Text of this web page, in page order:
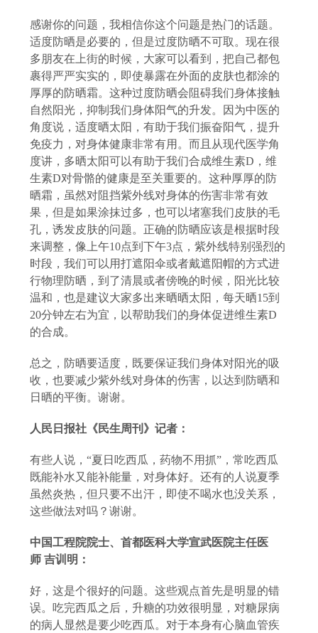
感谢你的问题，我相信你这个问题是热门的话题。
适度防晒是必要的，但是过度防晒不可取。现在很
多朋友在上街的时候，大家可以看到，把自己都包
裹得严严实实的，即使暴露在外面的皮肤也都涂的
厚厚的防晒霜。这种过度防晒会阻碍我们身体接触
自然阳光，抑制我们身体阳气的升发。因为中医的
角度说，适度晒太阳，有助于我们振奋阳气，提升
免疫力，对身体健康非常有用。而且从现代医学角
度讲，多晒太阳可以有助于我们合成维生素D，维
生素D对骨骼的健康是至关重要的。这种厚厚的防
晒霜，虽然对阻挡紫外线对身体的伤害非常有效
果，但是如果涂抹过多，也可以堵塞我们皮肤的毛
孔，诱发皮肤的问题。正确的防晒应该是根据时段
来调整，像上午10点到下午3点，紫外线特别强烈的
时段，我们可以用打遮阳伞或者戴遮阳帽的方式进
行物理防晒，到了清晨或者傍晚的时候，阳光比较
温和，也是建议大家多出来晒晒太阳，每天晒15到
20分钟左右为宜，以帮助我们的身体促进维生素D
的合成。
总之，防晒要适度，既要保证我们身体对阳光的吸
收，也要减少紫外线对身体的伤害，以达到防晒和
日晒的平衡。谢谢。
人民日报社《民生周刊》记者：
有些人说，“夏日吃西瓜，药物不用抓”，常吃西瓜
既能补水又能补能量，对身体好。还有的人说夏季
虽然炎热，但只要不出汗，即使不喝水也没关系，
这些做法对吗？谢谢。
中国工程院院士、首都医科大学宣武医院主任医
师 吉训明：
好，这是个很好的问题。这些观点首先是明显的错
误。吃完西瓜之后，升糖的功效很明显，对糖尿病
的病人显然是要少吃西瓜。对于本身有心脑血管疾